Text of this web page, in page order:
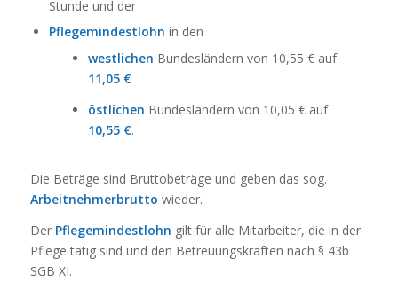
Stunde und der
Pflegemindestlohn in den
westlichen Bundesländern von 10,55 € auf
11,05 €
östlichen Bundesländern von 10,05 € auf
10,55 €.
Die Beträge sind Bruttobeträge und geben das sog.
Arbeitnehmerbrutto wieder.
Der Pflegemindestlohn gilt für alle Mitarbeiter, die in der
Pflege tätig sind und den Betreuungskräften nach § 43b
SGB XI.